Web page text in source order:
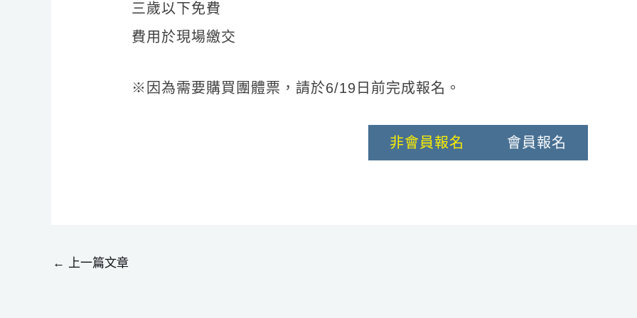
三歲以下免費
費用於現場繳交
※因為需要購買團體票，請於6/19日前完成報名。
非會員報名 會員報名
← 上一篇文章